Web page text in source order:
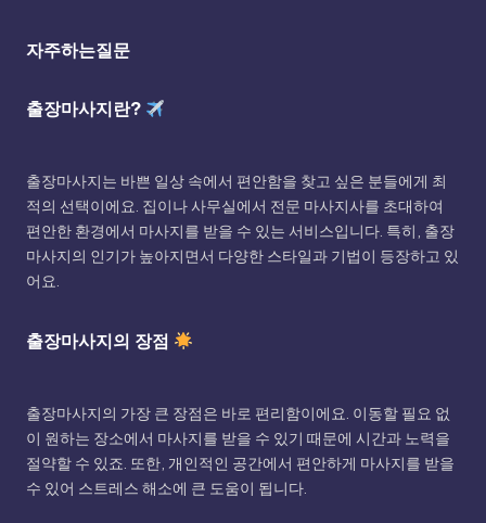
자주하는질문
출장마사지란?
출장마사지는 바쁜 일상 속에서 편안함을 찾고 싶은 분들에게 최
적의 선택이에요. 집이나 사무실에서 전문 마사지사를 초대하여
편안한 환경에서 마사지를 받을 수 있는 서비스입니다. 특히, 출장
마사지의 인기가 높아지면서 다양한 스타일과 기법이 등장하고 있
어요.
출장마사지의 장점
출장마사지의 가장 큰 장점은 바로 편리함이에요. 이동할 필요 없
이 원하는 장소에서 마사지를 받을 수 있기 때문에 시간과 노력을
절약할 수 있죠. 또한, 개인적인 공간에서 편안하게 마사지를 받을
수 있어 스트레스 해소에 큰 도움이 됩니다.